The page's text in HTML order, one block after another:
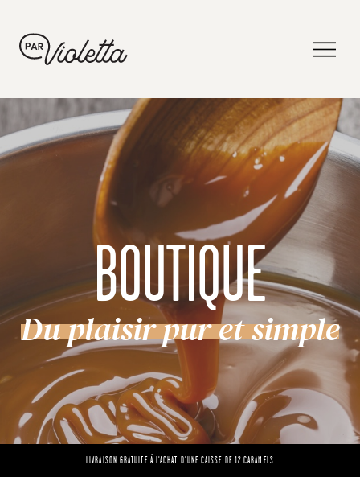
BOUTIQUE
Du plaisir pur et simple
LIVRAISON GRATUITE À L'ACHAT D'UNE CAISSE DE 12 CARAMELS